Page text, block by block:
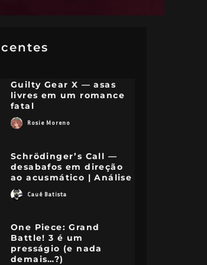
Guilty Gear X — asas
livres em um romance
fatal
Rosie Moreno
Schrödinger’s Call —
desabafos em direção
ao acusmático | Análise
Cauê Batista
One Piece: Grand
Battle! 3 é um
presságio (e nada
demais…?)